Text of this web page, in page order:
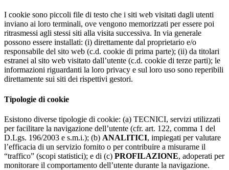
I cookie sono piccoli file di testo che i siti web visitati dagli utenti
inviano ai loro terminali, ove vengono memorizzati per essere poi
ritrasmessi agli stessi siti alla visita successiva. In via generale
possono essere installati: (i) direttamente dal proprietario e/o
responsabile del sito web (c.d. cookie di prima parte); (ii) da titolari
estranei al sito web visitato dall’utente (c.d. cookie di terze parti); le
informazioni riguardanti la loro privacy e sul loro uso sono reperibili
direttamente sui siti dei rispettivi gestori.
Tipologie di cookie
Esistono diverse tipologie di cookie: (a) TECNICI, servizi utilizzati
per facilitare la navigazione dell’utente (cfr. art. 122, comma 1 del
D.Lgs. 196/2003 e s.m.i.); (b) ANALITICI, impiegati per valutare
l’efficacia di un servizio fornito o per contribuire a misurarne il
“traffico” (scopi statistici); e di (c) PROFILAZIONE, adoperati per
monitorare il comportamento dell’utente durante la navigazione.